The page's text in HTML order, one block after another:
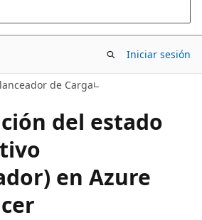
Iniciar sesión
de Carga
del estado
en Azure